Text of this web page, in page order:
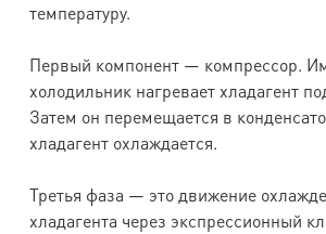
температуру.
Первый компонент — компрессор.
холодильник нагревает хладагент
Затем он перемещается в
хладагент охлаждается.
Третья фаза — это движение
хладагента через экспрессионный